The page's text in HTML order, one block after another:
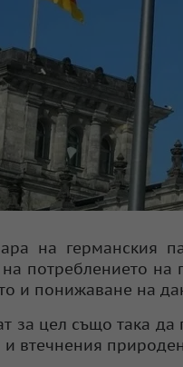
на германския
потреблението на
и понижаване на
за цел също така да
и втечнения